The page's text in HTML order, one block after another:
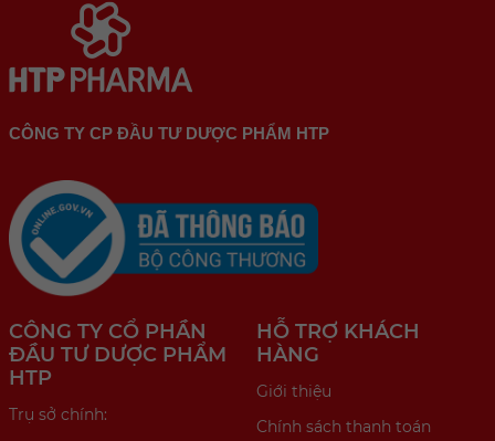
CÔNG TY CP ĐẦU TƯ DƯỢC PHẨM HTP
CÔNG TY CỔ PHẦN
ĐẦU TƯ DƯỢC PHẨM
HTP
Trụ sở chính:
HỖ TRỢ KHÁCH
HÀNG
Giới thiệu
Chính sách thanh toán